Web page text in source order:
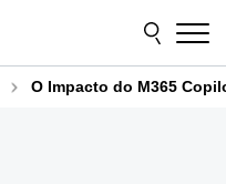
O Impacto do M365